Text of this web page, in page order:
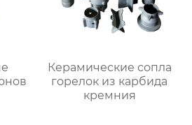
Керамические сопла
горелок из карбида
кремния